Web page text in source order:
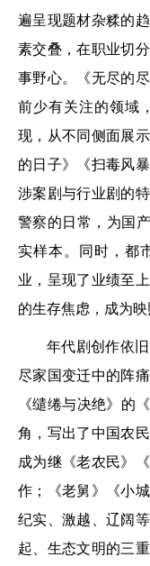
遍呈现题材杂糅的
素交叠，在职业切
事野心。《无尽的
前少有关注的领域
现，从不同侧面展
的日子》《扫毒风
涉案剧与行业剧的
警察的日常，为国
实样本。同时，都
业，呈现了业绩至
的生存焦虑，成为
年代剧创作依
尽家国变迁中的阵
《缱绻与决绝》的
角，写出了中国农
成为继《老农民》
作；《老舅》《小
纪实、激越、辽阔
起、生态文明的三